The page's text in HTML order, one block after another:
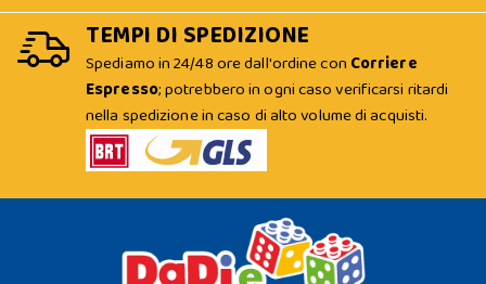
TEMPI DI SPEDIZIONE
Spediamo in 24/48 ore dall'ordine con Corriere
Espresso; potrebbero in ogni caso verificarsi ritardi
nella spedizione in caso di alto volume di acquisti.